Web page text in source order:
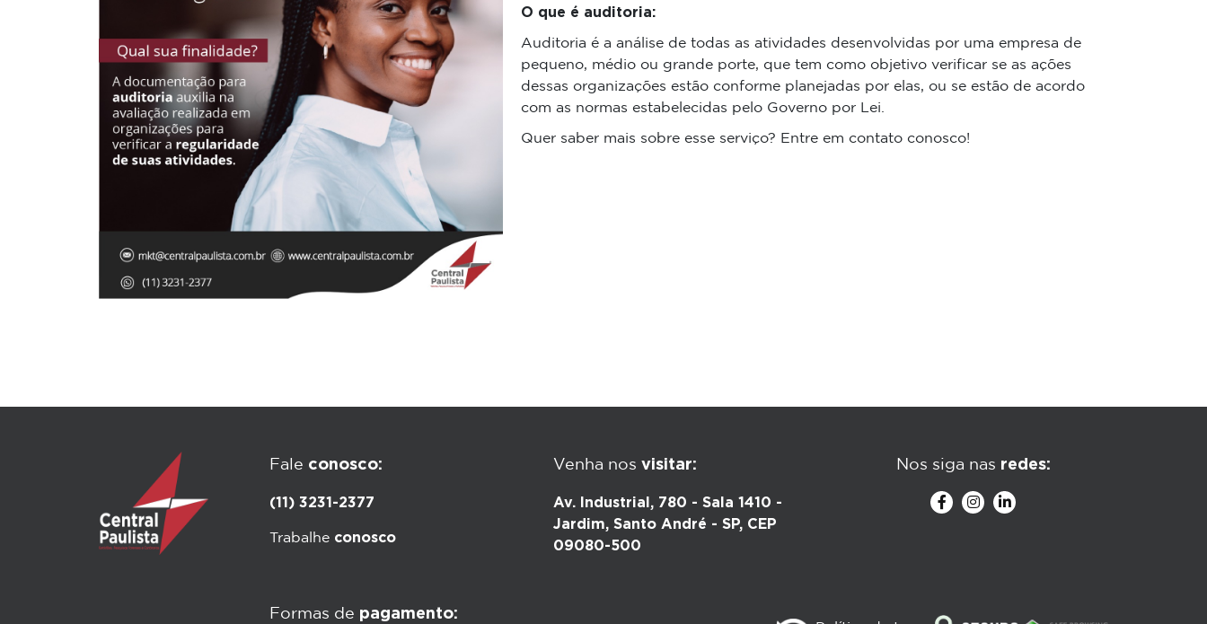
O que é auditoria:
Auditoria é a análise de todas as atividades desenvolvidas por uma empresa de
pequeno, médio ou grande porte, que tem como objetivo verificar se as ações
dessas organizações estão conforme planejadas por elas, ou se estão de acordo
com as normas estabelecidas pelo Governo por Lei.
Quer saber mais sobre esse serviço? Entre em contato conosco!
Fale conosco:
(11) 3231-2377
Trabalhe conosco
Venha nosvisitar:
Av. Industrial, 780 - Sala 1410 -
Jardim, Santo André - SP, CEP
09080-500
Nos siga nas redes:
Formas de pagamento: